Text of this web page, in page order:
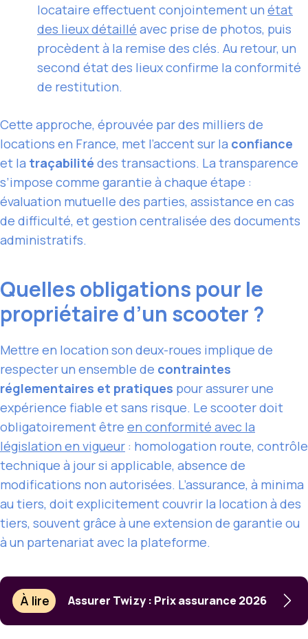
locataire effectuent conjointement un état
des lieux détaillé avec prise de photos, puis
procèdent à la remise des clés. Au retour, un
second état des lieux confirme la conformité
de restitution.
Cette approche, éprouvée par des milliers de
locations en France, met l’accent sur la confiance
et la traçabilité des transactions. La transparence
s’impose comme garantie à chaque étape :
évaluation mutuelle des parties, assistance en cas
de difficulté, et gestion centralisée des documents
administratifs.
Quelles obligations pour le
propriétaire d’un scooter ?
Mettre en location son deux-roues implique de
respecter un ensemble de contraintes
réglementaires et pratiques pour assurer une
expérience fiable et sans risque. Le scooter doit
obligatoirement être en conformité avec la
législation en vigueur : homologation route, contrôle
technique à jour si applicable, absence de
modifications non autorisées. L’assurance, à minima
au tiers, doit explicitement couvrir la location à des
tiers, souvent grâce à une extension de garantie ou
à un partenariat avec la plateforme.
À lire Assurer Twizy : Prix assurance 2026